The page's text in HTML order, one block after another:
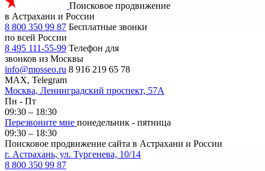
Поисковое продвижение
в Астрахани и России
8 800 350 99 87 Бесплатные звонки
по всей России
8 495 111-55-99 Телефон для
звонков из Москвы
info@mosseo.ru 8 916 219 65 78
MAX, Telegram
Москва, Ленинградский проспект, 57А
Пн - Пт
09:30 – 18:30
Перезвоните мне понедельник - пятница
09:30 – 18:30
Поисковое продвижение сайта в Астрахани и России
г. Астрахань, ул. Тургенева, 10/14
8 800 350 99 87